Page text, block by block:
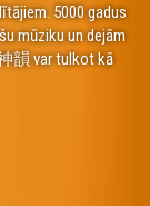
5000 gadus
mūziku un dejām
韻 var tulkot kā